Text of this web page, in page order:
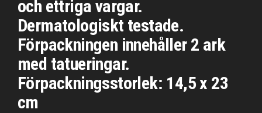
och ettriga vargar.
Dermatologiskt testade.
Förpackningen innehåller 2 ark
med tatueringar.
Förpackningsstorlek: 14,5 x 23
cm